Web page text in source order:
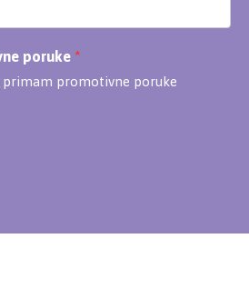
poruke
primam promotivne poruke